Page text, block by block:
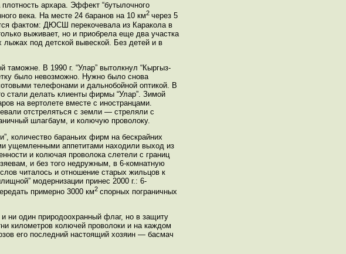
архара. Эффект “бутылочного
века. На месте 24 баранов на 10 км2 через 5
фактом: ДЮСШ перекочевала из Каракола в
выживает, но и приобрела еще два участка
лыжах под детской вывеской. Без детей и в
таможне. В 1990 г. “Улар” вытолкнул “Кыргыз-
было невозможно. Нужно было снова
телефонами и дальнобойной оптикой. В
стали делать клиенты фирмы “Улар”. Зимой
на вертолете вместе с иностранцами.
отстреляться с земли — стреляли с
шлагбаум, и колючую проволоку.
количество бараньих фирм на бескрайних
ущемленными аппетитами находили выход из
и колючая проволока слетели с границ
и без того недружным, в 6-комнатную
читалось и отношение старых жильцов к
модернизации принес 2000 г.: 6-
примерно 3000 км2 спорных пограничных
ни один природоохранный флаг, но в защиту
километров колючей проволоки и на каждом
его последний настоящий хозяин — басмач